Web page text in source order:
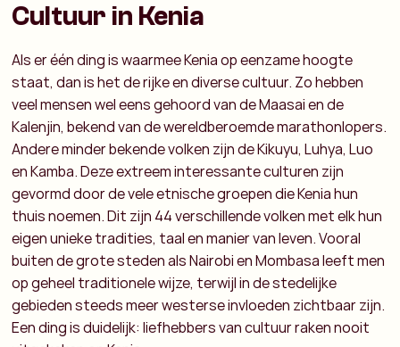
Cultuur in Kenia
Als er één ding is waarmee Kenia op eenzame hoogte
staat, dan is het de rijke en diverse cultuur. Zo hebben
veel mensen wel eens gehoord van de Maasai en de
Kalenjin, bekend van de wereldberoemde marathonlopers.
Andere minder bekende volken zijn de Kikuyu, Luhya, Luo
en Kamba. Deze extreem interessante culturen zijn
gevormd door de vele etnische groepen die Kenia hun
thuis noemen. Dit zijn 44 verschillende volken met elk hun
eigen unieke tradities, taal en manier van leven. Vooral
buiten de grote steden als Nairobi en Mombasa leeft men
op geheel traditionele wijze, terwijl in de stedelijke
gebieden steeds meer westerse invloeden zichtbaar zijn.
Een ding is duidelijk: liefhebbers van cultuur raken nooit